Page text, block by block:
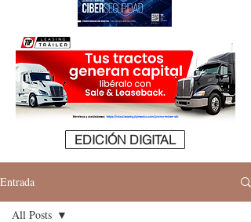
EDICIÓN DIGITAL
Entrada
All Posts